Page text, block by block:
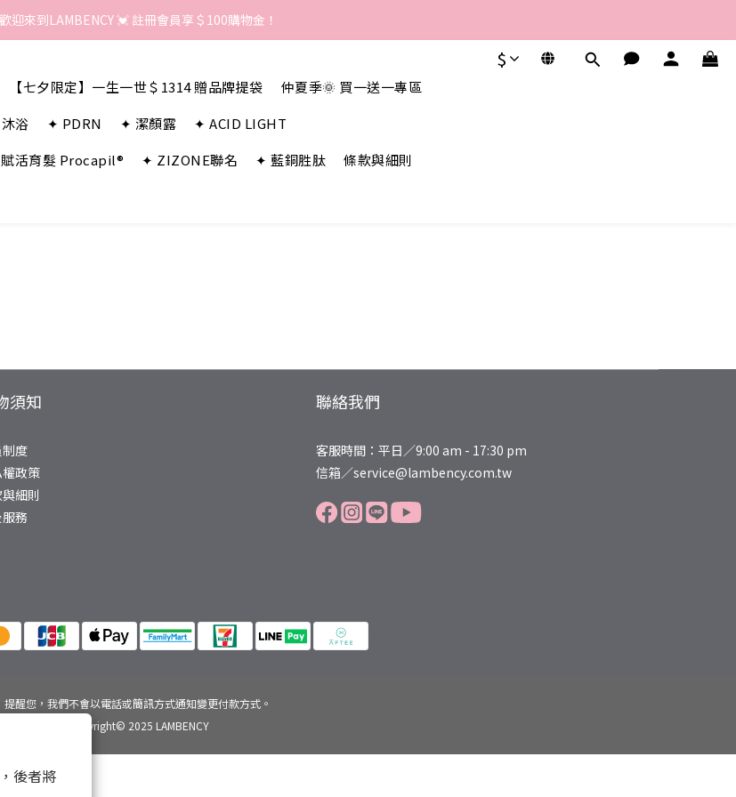
後者將
歡迎來到LAMBENCY 💓 註冊會員享＄100購物金！
歡迎來到LAMBENCY 💓 註冊會員享＄100購物金！
歡迎來到LAMBENCY 💓 註冊會員享＄100購物金！
$
【七夕限定】一生一世＄1314 贈品牌提袋
仲夏季🌞 買一送一專區
浴 ✦ PDRN ✦ 潔顏露
✦ ACID LIGHT
活育髮 Procapil® ✦ ZIZONE聯名 ✦ 藍銅胜肽
條款與細則
須知
度
政策
細則
務
聯絡我們
客服時間：平日／9:00 am - 17:30 pm
信箱／service@lambency.com.tw
提醒您，我們不會以電話或簡訊方式通知變更付款方式。
Copyright© 2025 LAMBENCY